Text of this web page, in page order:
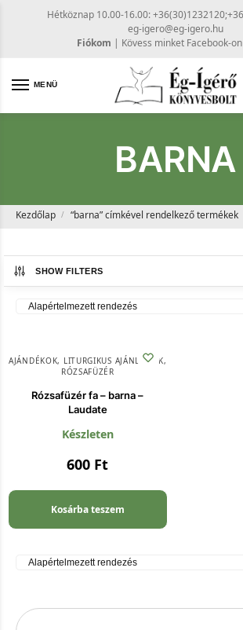
Hétköznap 10.00-16.00:
eg-igero@eg-igero.hu
Fiókom | Kövess minket Facebook-
MENÜ
BARNA
Kezdőlap / “barna” címkével rendelkező termékek
SHOW FILTERS
AJÁNDÉKOK, LITURGIKUS AJÁNDÉKOK,
RÓZSAFÜZÉR
Rózsafüzér fa – barna –
Laudate
Készleten
600 Ft
Kosárba teszem